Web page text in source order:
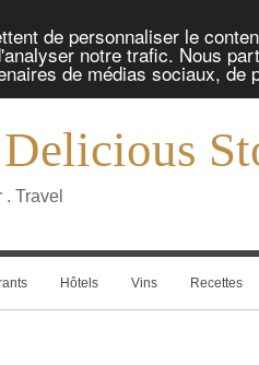
de personnaliser le
notre trafic. Nous
de médias sociaux, de
Travel
Hôtels Vins Recettes